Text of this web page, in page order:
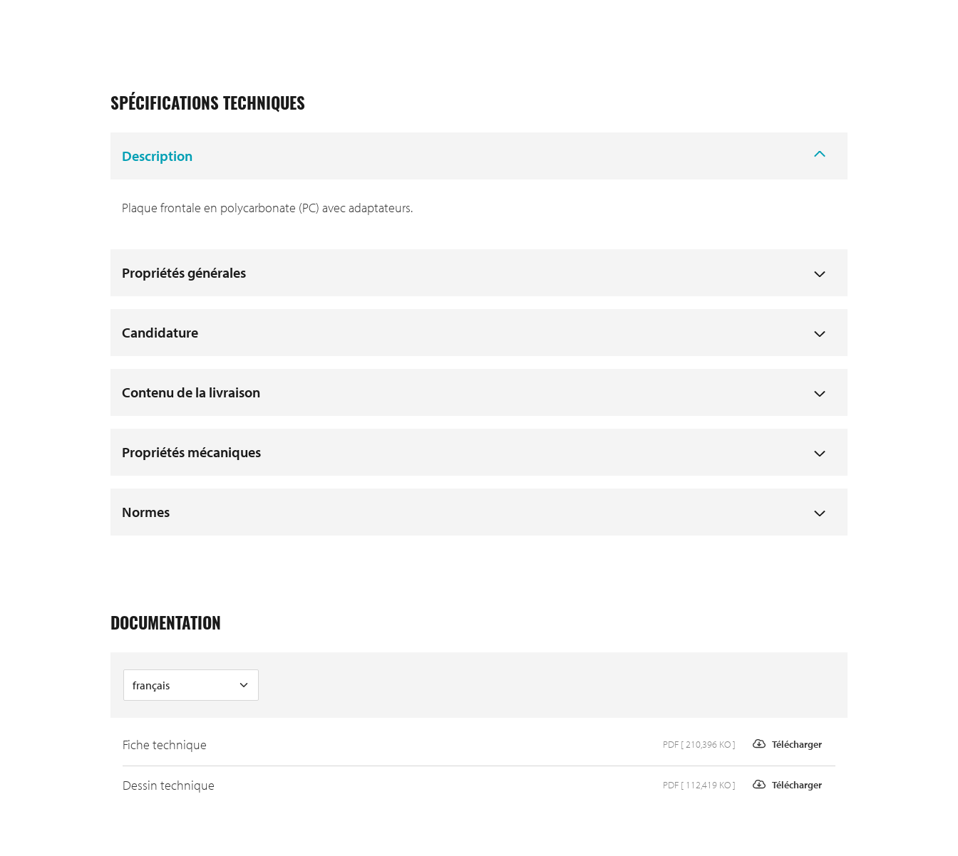
SPÉCIFICATIONS TECHNIQUES
Description
Plaque frontale en polycarbonate (PC) avec adaptateurs.
Propriétés générales
Candidature
Contenu de la livraison
Propriétés mécaniques
Normes
DOCUMENTATION
Fiche technique Télécharger
PDF [ 210,396 KO ]
Dessin technique Télécharger
PDF [ 112,419 KO ]